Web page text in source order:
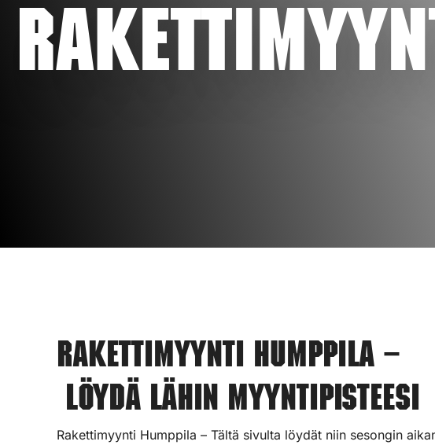
Rakettimyynti Humppila –
Löydä lähin myyntipisteesi
Rakettimyynti Humppila – Tältä sivulta löydät niin sesongin